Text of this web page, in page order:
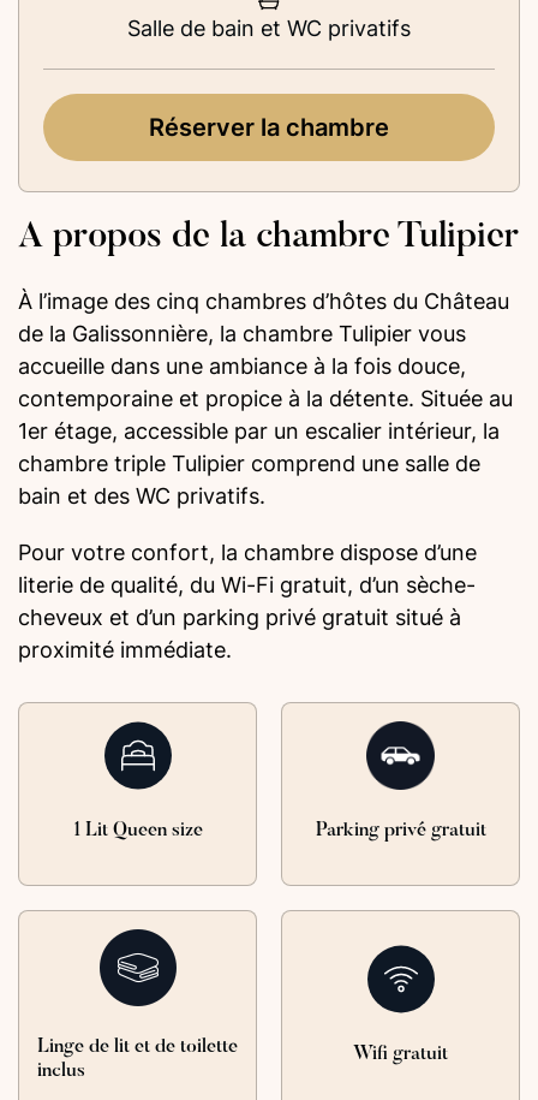
A propos de la chambre Tulipier
À l’image des cinq chambres d’hôtes du Château
de la Galissonnière, la chambre Tulipier vous
accueille dans une ambiance à la fois douce,
contemporaine et propice à la détente. Située au
1er étage, accessible par un escalier intérieur, la
chambre triple Tulipier comprend une salle de
bain et des WC privatifs.
Pour votre confort, la chambre dispose d’une
literie de qualité, du Wi-Fi gratuit, d’un sèche-
cheveux et d’un parking privé gratuit situé à
proximité immédiate.
1 Lit Queen size Parking privé gratuit
Linge de lit et de toilette
inclus
Wifi gratuit
Salle de bain et WC privatifs
Réserver la chambre